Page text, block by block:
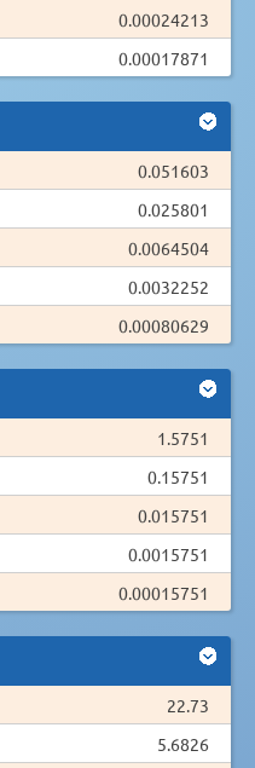
0.00024213
0.00017871
0.051603
0.025801
0.0064504
0.0032252
0.00080629
1.5751
0.15751
0.015751
0.0015751
0.00015751
22.73
5.6826